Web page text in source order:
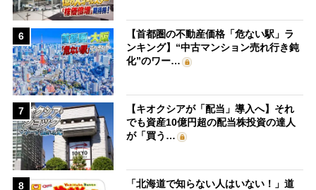
6
【首都圏の不動産価格「危ない駅」ラ
ンキング】“中古マンション売れ行き鈍
化”のワー…
7
【キオクシアが「配当」導入へ】それ
でも資産10億円超の配当株投資の達人
が「買う…
8 「北海道で知らない人はいない！」道